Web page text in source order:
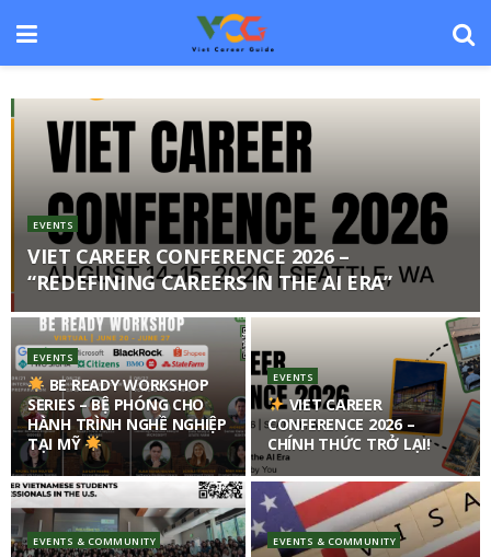
EVENTS
VIET CAREER CONFERENCE 2026 –
“REDEFINING CAREERS IN THE AI ERA”
EVENTS
BE READY WORKSHOP
SERIES – BỆ PHÓNG CHO
HÀNH TRÌNH NGHỀ NGHIỆP
TẠI MỸ
EVENTS
VIET CAREER
CONFERENCE 2026 –
CHÍNH THỨC TRỞ LẠI!
EVENTS & COMMUNITY EVENTS & COMMUNITY